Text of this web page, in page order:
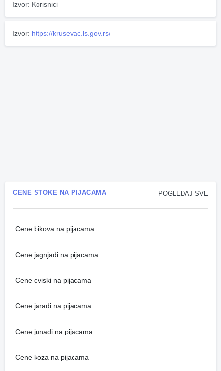
Izvor: Korisnici
Izvor: https://krusevac.ls.gov.rs/
POGLEDAJ SVE
CENE STOKE NA PIJACAMA
Cene bikova na pijacama
Cene jagnjadi na pijacama
Cene dviski na pijacama
Cene jaradi na pijacama
Cene junadi na pijacama
Cene koza na pijacama